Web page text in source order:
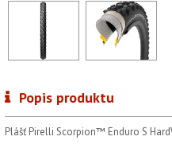
Popis produktu
Plášť Pirelli Scorpion™ Enduro S